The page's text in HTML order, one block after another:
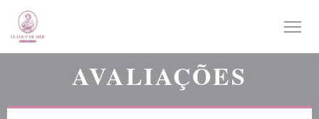
AVALIAÇÕES